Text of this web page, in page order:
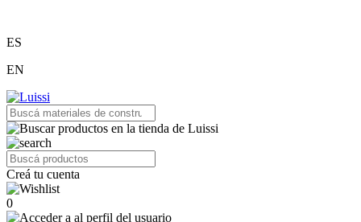
ES
EN
Creá tu cuenta
0